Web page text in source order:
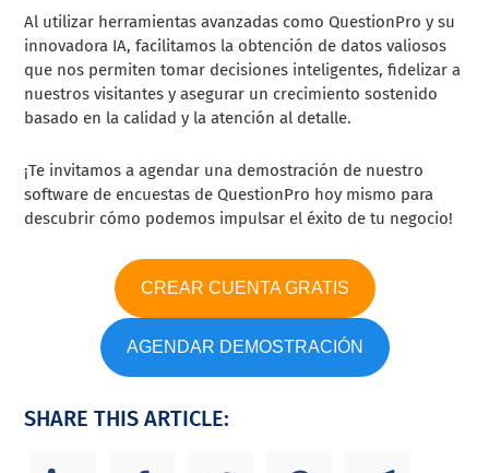
Al utilizar herramientas avanzadas como QuestionPro y su
innovadora IA, facilitamos la obtención de datos valiosos
que nos permiten tomar decisiones inteligentes, fidelizar a
nuestros visitantes y asegurar un crecimiento sostenido
basado en la calidad y la atención al detalle.
¡Te invitamos a agendar una demostración de nuestro
software de encuestas de QuestionPro hoy mismo para
descubrir cómo podemos impulsar el éxito de tu negocio!
CREAR CUENTA GRATIS
AGENDAR DEMOSTRACIÓN
SHARE THIS ARTICLE: